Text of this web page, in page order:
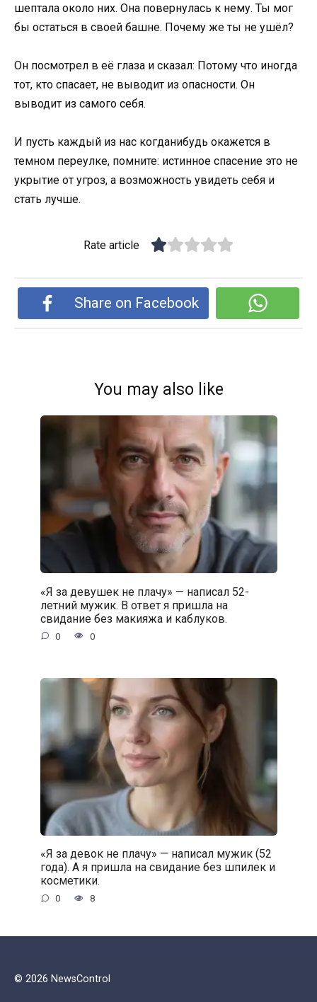
шептала около них. Она повернулась к нему. Ты мог
бы остаться в своей башне. Почему же ты не ушёл?
Он посмотрел в её глаза и сказал: Потому что иногда
тот, кто спасает, не выводит из опасности. Он
выводит из самого себя.
И пусть каждый из нас когданибудь окажется в
темном переулке, помните: истинное спасение это не
укрытие от угроз, а возможность увидеть себя и
стать лучше.
Rate article
Share on Facebook
You may also like
«Я за девушек не плачу» — написал 52-
летний мужик. В ответ я пришла на
свидание без макияжа и каблуков.
0 0
«Я за девок не плачу» — написал мужик (52
года). А я пришла на свидание без шпилек и
косметики.
0 8
© 2026 NewsControl